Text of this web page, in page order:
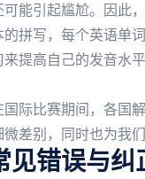
能引起尴尬。因此
的拼写，每个英语单
来提高自己的发音水
国际比赛期间，各国
微差别，同时也为我
见错误与纠